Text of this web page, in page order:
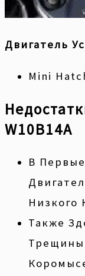
Двигатель
Mini
W10B14A
В
Низкого
Также
Трещины